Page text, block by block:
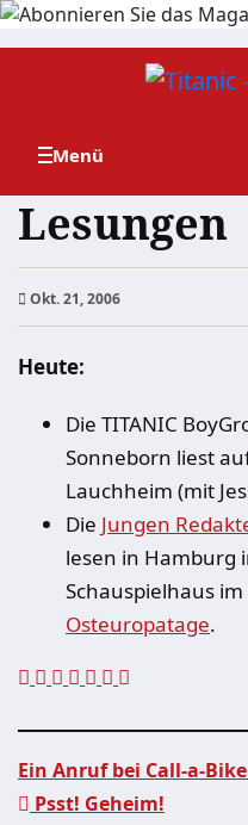
Zum
Lesungen
Okt. 21, 2006
Heute:
Die TITANIC
Sonneborn liest
Lauchheim (mit
Die Jungen
lesen in Hamburg
Schauspielhaus
Osteuropatage.
Ein Anruf bei Call-a-Bike
Psst! Geheim!